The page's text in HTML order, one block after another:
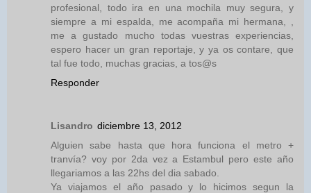
profesional, todo ira en una mochila muy segura, y
siempre a mi espalda, me acompaña mi hermana, ,
me a gustado mucho todas vuestras experiencias,
espero hacer un gran reportaje, y ya os contare, que
tal fue todo, muchas gracias, a tos@s
Responder
Lisandro diciembre 13, 2012
Alguien sabe hasta que hora funciona el metro +
tranvía? voy por 2da vez a Estambul pero este año
llegariamos a las 22hs del dia sabado.
Ya viajamos el año pasado y lo hicimos segun la